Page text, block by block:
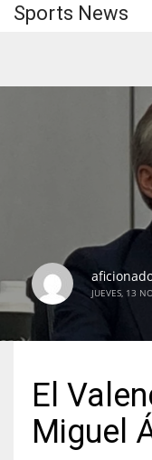
Sports News
JUEVES, 13
El
Miguel